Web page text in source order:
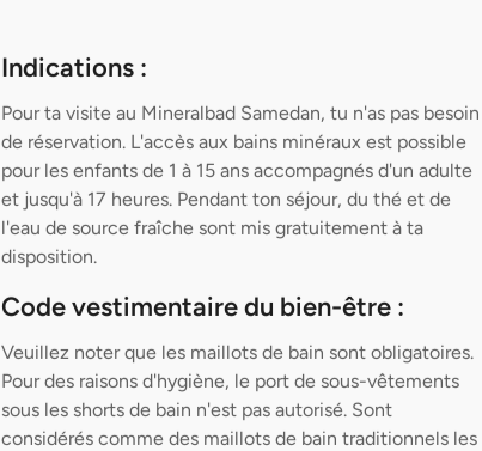
Indications :
Pour ta visite au Mineralbad Samedan, tu n'as pas besoin
de réservation. L'accès aux bains minéraux est possible
pour les enfants de 1 à 15 ans accompagnés d'un adulte
et jusqu'à 17 heures. Pendant ton séjour, du thé et de
l'eau de source fraîche sont mis gratuitement à ta
disposition.
Code vestimentaire du bien-être :
Veuillez noter que les maillots de bain sont obligatoires.
Pour des raisons d'hygiène, le port de sous-vêtements
sous les shorts de bain n'est pas autorisé. Sont
considérés comme des maillots de bain traditionnels les